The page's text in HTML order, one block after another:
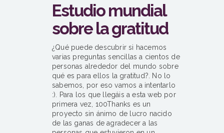
Estudio mundial
sobre la gratitud
¿Qué puede descubrir si hacemos
varias preguntas sencillas a cientos de
personas alrededor del mundo sobre
qué es para ellos la gratitud?. No lo
sabemos, por eso vamos a intentarlo
:). Para los que llegáis a esta web por
primera vez, 100Thanks es un
proyecto sin ánimo de lucro nacido
de las ganas de agradecer a las